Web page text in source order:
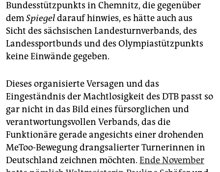
Bundesstützpunkts in Chemnitz, die gegenüber
demSpiegeldarauf hinwies, es hätte auch aus
Sicht des sächsischen Landesturnverbands, des
Landessportbunds und des Olympiastützpunkts
keine Einwände gegeben.
Dieses organisierte Versagen und das
Eingeständnis der Machtlosigkeit des DTB passt so
gar nicht in das Bild eines fürsorglichen und
verantwortungsvollen Verbands, das die
Funktionäre gerade angesichts einer drohenden
MeToo-Bewegung drangsalierter Turnerinnen in
Deutschland zeichnen möchten. Ende November